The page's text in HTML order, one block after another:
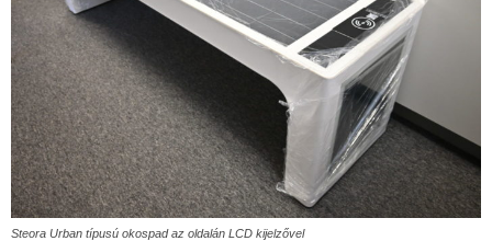
Steora Urban típusú okospad az oldalán LCD kijelzővel